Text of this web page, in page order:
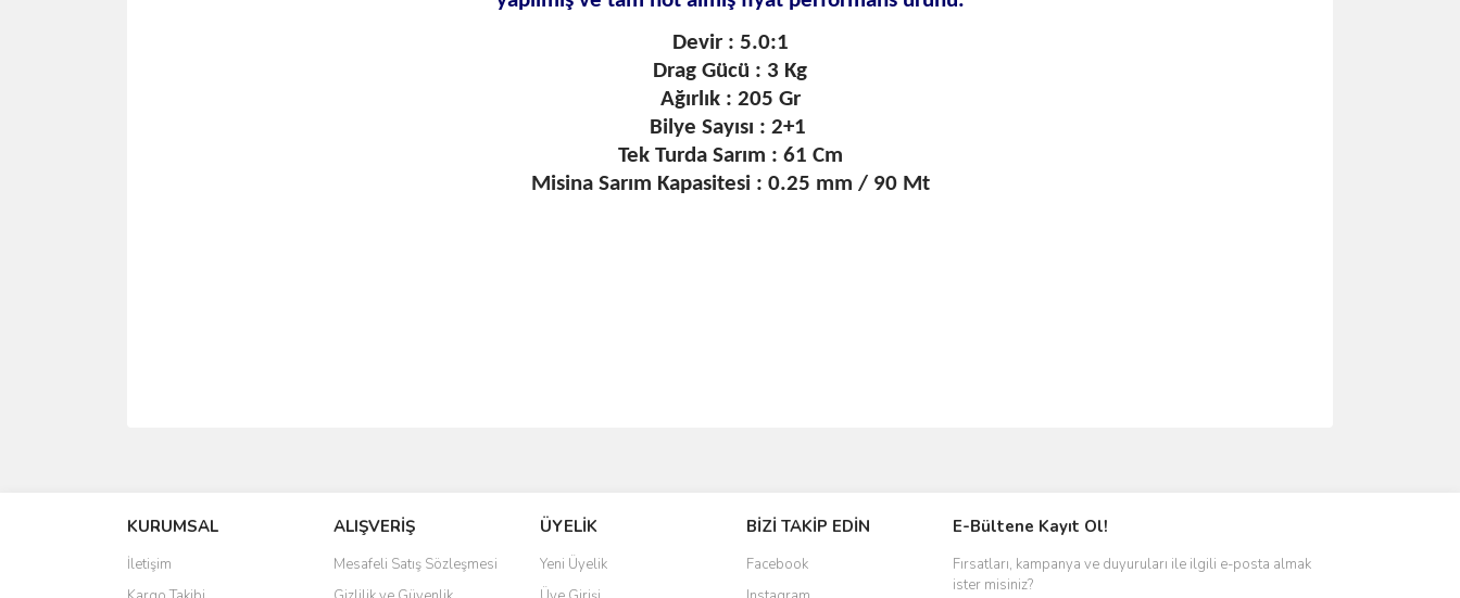
Devir : 5.0:1
Drag Gücü : 3 Kg
Ağırlık : 205 Gr
Bilye Sayısı : 2+1
Tek Turda Sarım : 61 Cm
Misina Sarım Kapasitesi : 0.25 mm / 90 Mt
Ürün resmi kalitesiz, bozuk veya görüntülenemiyor.
Ürün açıklamasında eksik bilgiler bulunuyor.
Ürün bilgilerinde hatalar bulunuyor.
KURUMSAL
İletişim
ALIŞVERİŞ
Mesafeli Satış Sözleşmesi
ÜYELİK
Yeni Üyelik
BİZİ TAKİP EDİN
Facebook
E-Bültene Kayıt Ol!
Fırsatları, kampanya ve duyuruları ile ilgili e-posta almak
ister misiniz?